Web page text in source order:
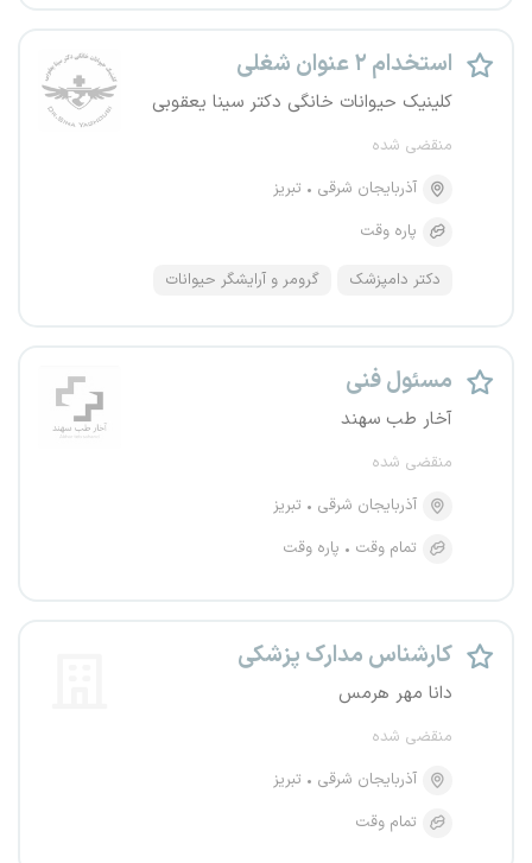
استخدام ۲ عنوان شغلی
کلینیک حیوانات خانگی دکتر سینا یعقوبی
منقضی شده
آذربایجان شرقی
تبریز
پاره وقت
دکتر دامپزشک گرومر و آرایشگر حیوانات
مسئول فنی
آخار طب سهند
منقضی شده
آذربایجان شرقی
تبریز
تمام وقت
پاره وقت
کارشناس مدارک پزشکی
دانا مهر هرمس
منقضی شده
آذربایجان شرقی
تبریز
تمام وقت